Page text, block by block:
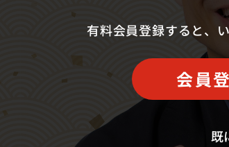
有料会員登録すると、
会員
既